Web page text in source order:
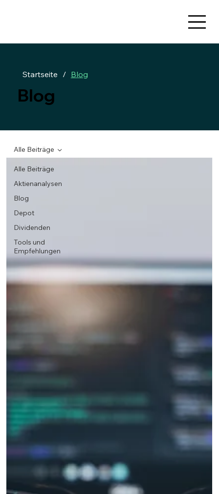
Startseite / Blog
Blog
Alle Beiträge
Aktienanalysen
Blog
Depot
Dividenden
Tools und
Empfehlungen
Alle Beiträge